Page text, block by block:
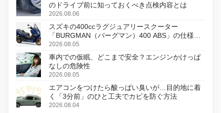
のドライブ前に知っておくべき点検内容とは
2026.08.06
スズキの400ccラグジュアリースクーター
「BURGMAN（バーグマン）400 ABS」の仕様を
変更し、8月18日に発売
2026.08.05
車内での仮眠、どこまで安全？エンジンかけっぱ
なしの危険性
2026.08.05
エアコンをつけたら酸っぱい臭いが…目的地に着
く「3分前」のひと工夫でカビを防ぐ方法
2026.08.04